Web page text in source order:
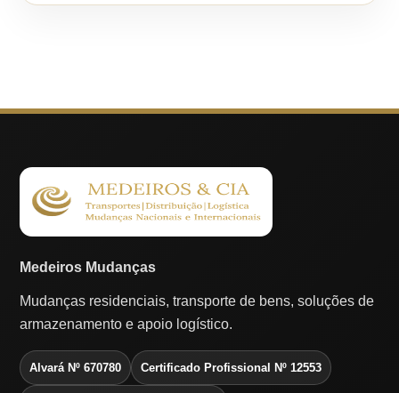
Medeiros Mudanças
Mudanças residenciais, transporte de bens, soluções de
armazenamento e apoio logístico.
Alvará Nº 670780 Certificado Profissional Nº 12553